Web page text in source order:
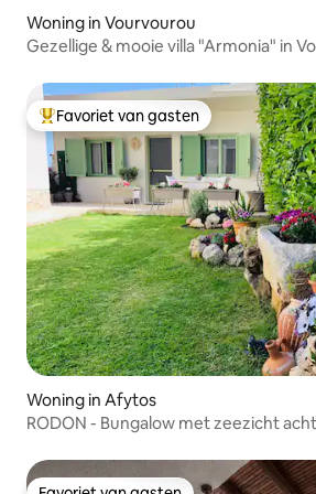
Woning in Vourvourou
Gezellige & mooie villa "Armonia" in
Topfavoriet van gasten
Favoriet van gasten
Woning in Afytos
RODON - Bungalow met zeezicht